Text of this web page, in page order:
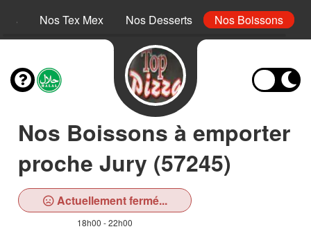
Nos Tex Mex Nos Desserts Nos Boissons
Nos Boissons à emporter
proche Jury (57245)
Actuellement fermé...
18h00 - 22h00